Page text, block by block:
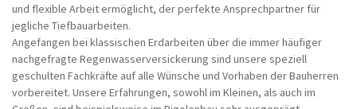
und flexible Arbeit ermöglicht, der perfekte Ansprechpartner für
jegliche Tiefbauarbeiten.
Angefangen bei klassischen Erdarbeiten über die immer häufiger
nachgefragte Regenwasserversickerung sind unsere speziell
geschulten Fachkräfte auf alle Wünsche und Vorhaben der Bauherren
vorbereitet. Unsere Erfahrungen, sowohl im Kleinen, als auch im